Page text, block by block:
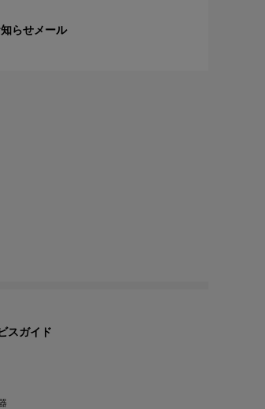
らせメール
スガイド